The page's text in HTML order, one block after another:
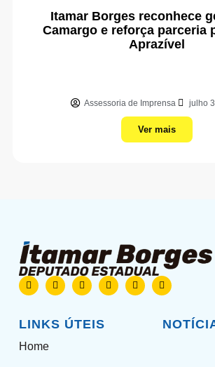
Itamar Borges reconhece
Camargo e reforça parceria
Aprazível
Assessoria de Imprensa julho
Ver mais
LINKS ÚTEIS
Home